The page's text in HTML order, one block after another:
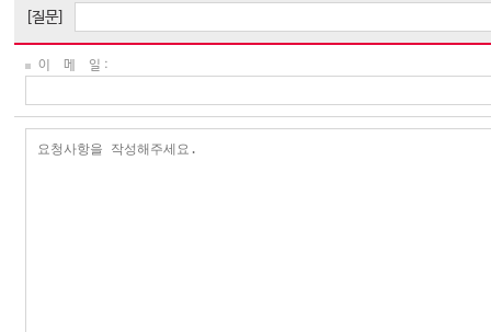
[질문]
이 메 일 :